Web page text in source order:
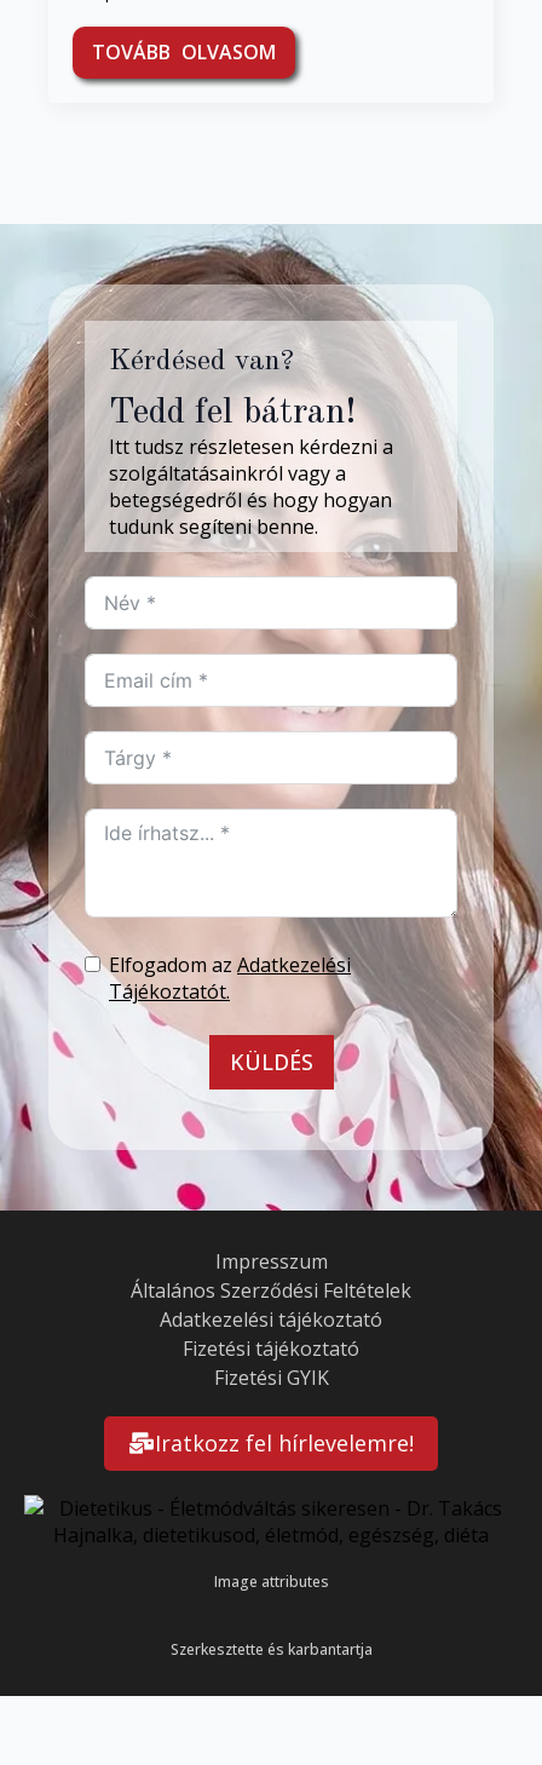
TOVÁBB OLVASOM
Kérdésed van?
Tedd fel bátran!
Itt tudsz részletesen kérdezni a
szolgáltatásainkról vagy a
betegségedről és hogy hogyan
tudunk segíteni benne.
Elfogadom az Adatkezelési
Tájékoztatót.
KÜLDÉS
Impresszum
Általános Szerződési Feltételek
Adatkezelési tájékoztató
Fizetési tájékoztató
Fizetési GYIK
Iratkozz fel hírlevelemre!
Image attributes
Szerkesztette és karbantartja